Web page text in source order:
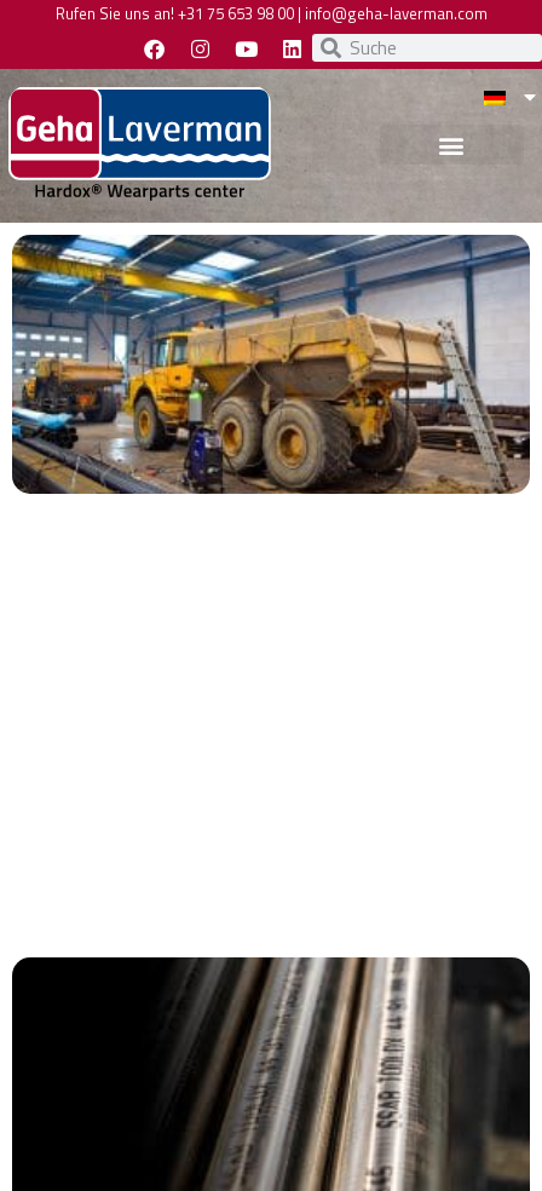
Rufen Sie uns an! +31 75 653 98 00| info@geha-laverman.com